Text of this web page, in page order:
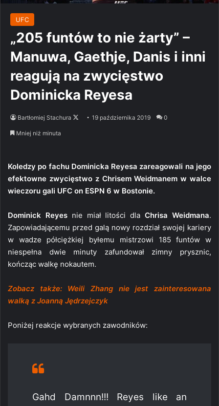
UFC
„205 funtów to nie żarty” –
Manuwa, Gaethje, Danis i inni
reagują na zwycięstwo
Dominicka Reyesa
Bartłomiej Stachura
Follow19 października 2019 0
Mniej niż minuta
Koledzy po fachu Dominicka Reyesa zareagowali na jego
efektowne zwycięstwo z Chrisem Weidmanem w walce
wieczoru gali UFC on ESPN 6 w Bostonie.
Dominick Reyesnie miał litości dlaChrisa Weidmana.
Zapowiadającemu przed galą nowy rozdział swojej kariery
w wadze półciężkiej byłemu mistrzowi 185 funtów w
niespełna dwie minuty zafundował zimny prysznic,
kończąc walkę nokautem.
Zobacz także: Weili Zhang nie jest zainteresowana
walką z Joanną Jędrzejczyk
Poniżej reakcje wybranych zawodników:
Gahd Damnnn!!! Reyes like an